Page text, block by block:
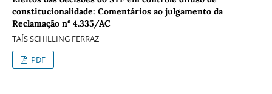
constitucionalidade: Comentários ao julgamento da
Reclamação nº 4.335/AC
TAÍS SCHILLING FERRAZ
PDF